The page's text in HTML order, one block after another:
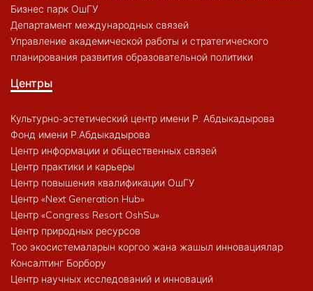
Бизнес парк ОшГУ
Департамент международных связей
Управление академической работы и стратегического
планирования развития образовательной политики
Центры
Культурно-эстетический центр имени Р. Абдыкадырова
Фонд имени Р.Абдыкадырова
Центр информации и общественных связей
Центр практики и карьеры
Центр повышения квалификации ОшГУ
Центр «Next Generation Hub»
Центр «Congress Resort OshSu»
Центр природных ресурсов
Тоо экосистемаларын коргоо жана жашыл инновациялар
Консалтинг Борбору
Центр научных исследований и инноваций